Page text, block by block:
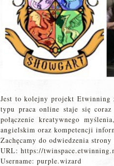
Jest to kolejny projekt Etwinning
typu praca online staje się coraz
połączenie kreatywnego
angielskim oraz kompetencji
Zachęcamy do odwiedzenia
URL: https://
Username: purple.wizard